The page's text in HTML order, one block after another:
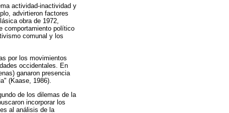
actividad-inactividad y
advirtieron factores
obra de 1972,
comportamiento político
comunal y los
por los movimientos
occidentales. En
ganaron presencia
(Kaase, 1986).
de los dilemas de la
incorporar los
al análisis de la